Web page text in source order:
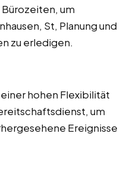
um
St, Planung und
zu erledigen.
hohen Flexibilität
um
Ereignisse